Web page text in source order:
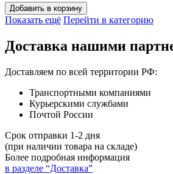
Добавить в корзину
Показать ещё Перейти в категорию
Доставка нашими
Доставляем по всей территории РФ:
Транспортными компаниями
Курьерскими службами
Почтой России
Срок отправки 1-2 дня
(при наличии товара на складе)
Более подробная информация
в разделе “Доставка”